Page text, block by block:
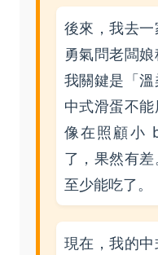
後來，我去
勇氣問老闆
我關鍵是「溫
中式滑蛋不
像在照顧小
了，果然有
至少能吃了。
現在，我的